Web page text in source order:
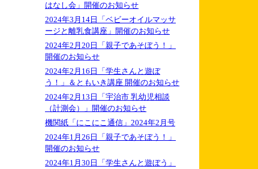
はなし会」開催のお知らせ
2024年3月14日「ベビーオイルマッサ
ージと離乳食講座」開催のお知らせ
2024年2月20日「親子であそぼう！」
開催のお知らせ
2024年2月16日「学生さんと遊ぼ
う！」＆ともいき講座 開催のお知らせ
2024年2月13日「宇治市 乳幼児相談
（計測会）」開催のお知らせ
機関紙「にこにこ通信」2024年2月号
2024年1月26日「親子であそぼう！」
開催のお知らせ
2024年1月30日「学生さんと遊ぼう」